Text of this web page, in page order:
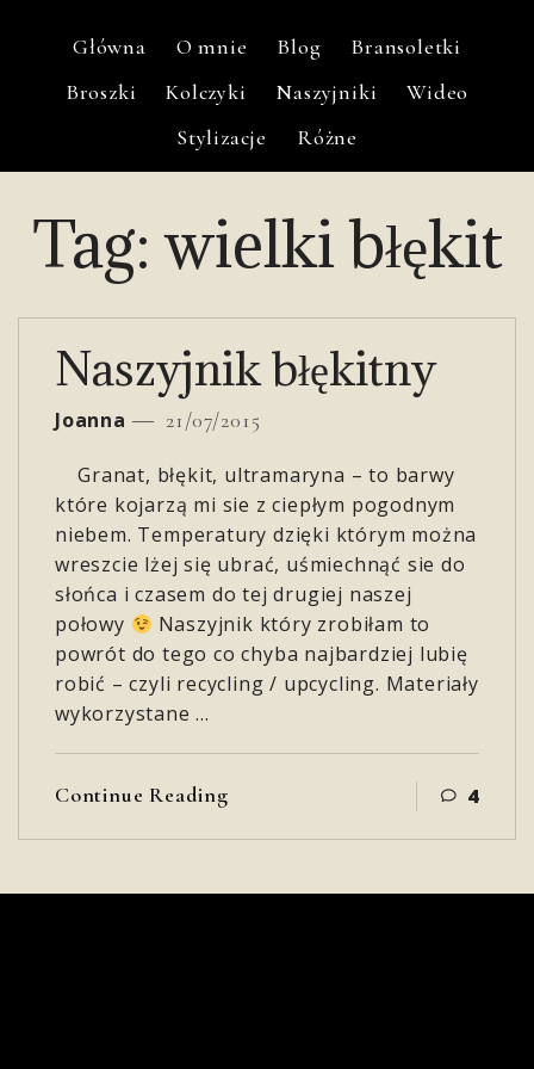
Główna O mnie Blog
Bransoletki
Broszki
Kolczyki Naszyjniki
Wideo
Stylizacje
Różne
Tag:wielki błękit
Naszyjnik błękitny
Joanna 21/07/2015
Granat, błękit, ultramaryna – to barwy
które kojarzą mi sie z ciepłym pogodnym
niebem. Temperatury dzięki którym można
wreszcie lżej się ubrać, uśmiechnąć sie do
słońca i czasem do tej drugiej naszej
połowy
Naszyjnik który zrobiłam to
powrót do tego co chyba najbardziej lubię
robić – czyli recycling / upcycling. Materiały
wykorzystane …
Continue Reading 4